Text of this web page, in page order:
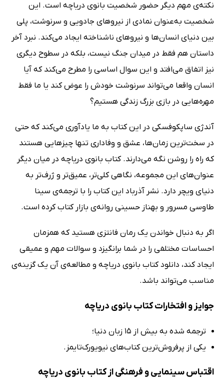
نکته‌ی مهم دیگر حضور شخصیت بانوی دریاچه است. این
شخصیت به‌عنوان نمادی از نیروهای جادویی و سرنوشت، پلی
بین دنیای انسان‌ها و نیروهای ناشناخته ایجاد می‌کند. نبرد آخر
داستان هم فقط در میدان جنگ نیست، بلکه در سطوح دیگری
نیز اتفاق می‌افتد و این سوال اساسی را مطرح می‌کند که آیا
انسان واقعا می‌تواند سرنوشت خودش را عوض کند یا ما فقط
مهره‌هایی در بازی بزرگ زندگی هستیم؟
آندژی ساپکوفسکی در این کتاب به ما یادآوری می‌کند که حتی
در سخت‌ترین زمان‌ها، عشق و وفاداری تنها چیزهایی هستند
که راه را روشن نگه می‌دارند. کتاب بانوی دریاچه در میان دیگر
عنوان‌های این مجموعه، نگاهی کلی‌تر، عمیق‌تر و ژرف‌تر به
دنیای ویچر دارد. نشر آذرباد این کتاب را با ترجمه‌ی سینا
طاوسی مسرور و بهناز حسینی روانه‌ی بازار کتاب کرده است.
اگر به دنبال خواندن یک رمان فانتزی هستید که همزمان
احساسات مختلفی را در شما برانگیزد و سوالات مهم و عمیقی
ایجاد کند، دانلود کتاب بانوی دریاچه و مطالعه‌ی آن یک گزینه‌ی
مناسب می‌تواند باشد.
جوایز و افتخارات کتاب بانوی دریاچه
ترجمه شده به بیش از 15 زبان دنیا؛
یکی از پرفروش‌ترین کتاب‌های نیویورک‌تایمز.
اقتباس سینمایی و فرهنگی از کتاب بانوی دریاچه